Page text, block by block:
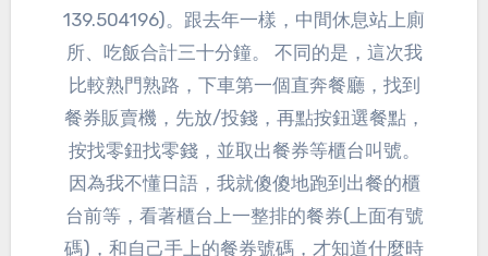
139.504196)。跟去年一樣，中間休息站上廁
所、吃飯合計三十分鐘。 不同的是，這次我
比較熟門熟路，下車第一個直奔餐廳，找到
餐券販賣機，先放/投錢，再點按鈕選餐點，
按找零鈕找零錢，並取出餐券等櫃台叫號。
因為我不懂日語，我就傻傻地跑到出餐的櫃
台前等，看著櫃台上一整排的餐券(上面有號
碼)，和自己手上的餐券號碼，才知道什麼時